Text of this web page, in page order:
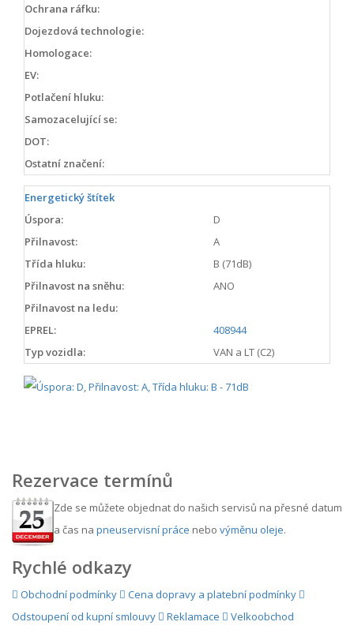
Ochrana ráfku:
Dojezdová technologie:
Homologace:
EV:
Potlačení hluku:
Samozacelující se:
DOT:
Ostatní značení:
Energetický štítek
Úspora:
D
Přilnavost:
A
Třída hluku:
B (71dB)
Přilnavost na sněhu:
ANO
Přilnavost na ledu:
EPREL:
408944
Typ vozidla:
VAN a LT (C2)
Rezervace termínů
Zde se můžete objednat do našich servisů na přesné datum
a čas na pneuservisní práce nebo výměnu oleje.
Rychlé odkazy
Obchodní podmínky
Cena dopravy a platební podmínky
Odstoupení od kupní smlouvy
Reklamace Velkoobchod